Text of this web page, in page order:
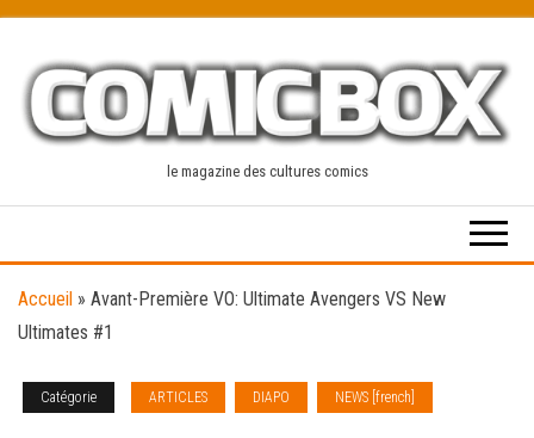
content
le magazine des cultures comics
Accueil » Avant-Première VO: Ultimate Avengers VS New
Ultimates #1
Catégorie ARTICLES DIAPO NEWS [french]